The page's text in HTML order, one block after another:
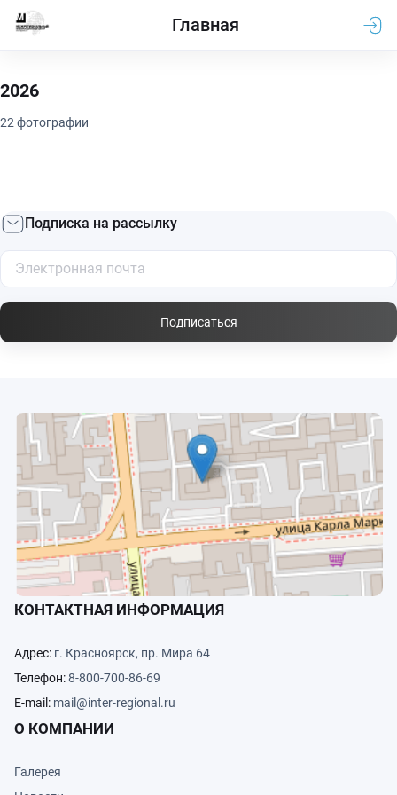
Главная
2026
22 фотографии
Подписка на рассылку
Подписаться
КОНТАКТНАЯ ИНФОРМАЦИЯ
Адрес: г. Красноярск, пр. Мира 64
Телефон:8-800-700-86-69
E-mail: mail@inter-regional.ru
О КОМПАНИИ
Галерея